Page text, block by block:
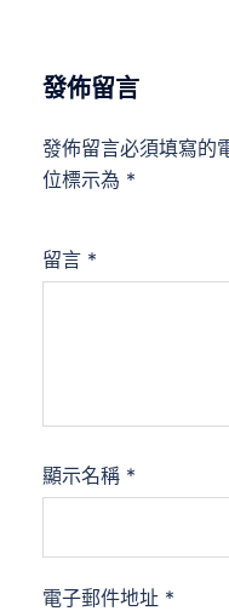
發佈留言
發佈留言必須填寫的
位標示為 *
留言 *
顯示名稱 *
電子郵件地址 *